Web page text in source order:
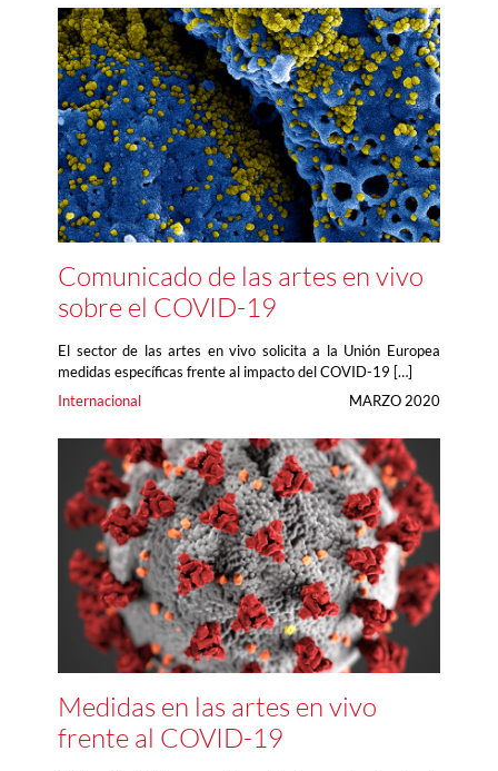
Comunicado de las artes en vivo
sobre el COVID-19
El sector de las artes en vivo solicita a la Unión Europea
medidas específicas frente al impacto del COVID-19 […]
Internacional
MARZO 2020
Medidas en las artes en vivo
frente al COVID-19